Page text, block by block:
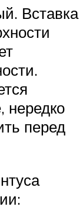
Вставка
нередко
перед